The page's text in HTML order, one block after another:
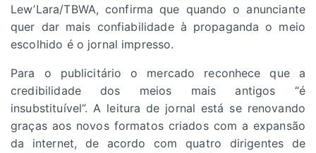
Lew’Lara/TBWA, confirma que quando o anunciante
quer dar mais confiabilidade à propaganda o meio
escolhido é o jornal impresso.
Para o publicitário o mercado reconhece que a
credibilidade dos meios mais antigos “é
insubstituível”. A leitura de jornal está se renovando
graças aos novos formatos criados com a expansão
da internet, de acordo com quatro dirigentes de